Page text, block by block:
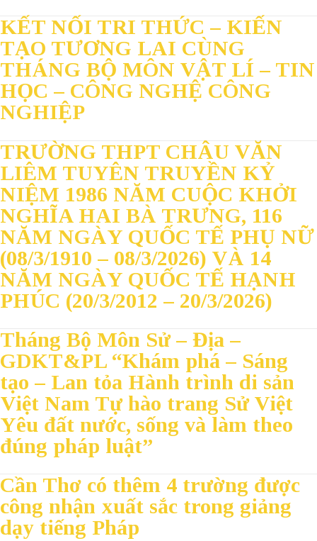
KẾT NỐI TRI THỨC – KIẾN
TẠO TƯƠNG LAI CÙNG
THÁNG BỘ MÔN VẬT LÍ – TIN
HỌC – CÔNG NGHỆ CÔNG
NGHIỆP
TRƯỜNG THPT CHÂU VĂN
LIÊM TUYÊN TRUYỀN KỶ
NIỆM 1986 NĂM CUỘC KHỞI
NGHĨA HAI BÀ TRƯNG, 116
NĂM NGÀY QUỐC TẾ PHỤ NỮ
(08/3/1910 – 08/3/2026) VÀ 14
NĂM NGÀY QUỐC TẾ HẠNH
PHÚC (20/3/2012 – 20/3/2026)
Tháng Bộ Môn Sử – Địa –
GDKT&PL “Khám phá – Sáng
tạo – Lan tỏa Hành trình di sản
Việt Nam Tự hào trang Sử Việt
Yêu đất nước, sống và làm theo
đúng pháp luật”
Cần Thơ có thêm 4 trường được
công nhận xuất sắc trong giảng
dạy tiếng Pháp